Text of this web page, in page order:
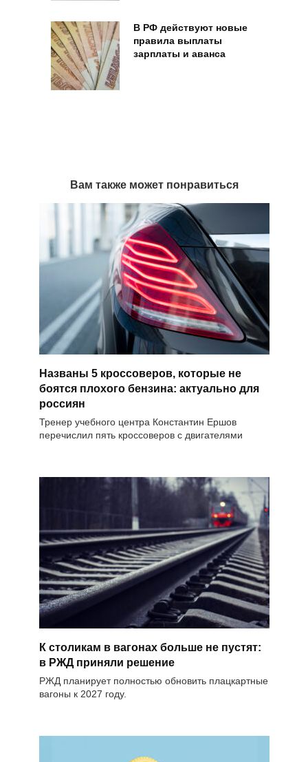
В РФ действуют новые
правила выплаты
зарплаты и аванса
Вам также может понравиться
Названы 5 кроссоверов, которые не
боятся плохого бензина: актуально для
россиян
Тренер учебного центра Константин Ершов
перечислил пять кроссоверов с двигателями
К столикам в вагонах больше не пустят:
в РЖД приняли решение
РЖД планирует полностью обновить плацкартные
вагоны к 2027 году.